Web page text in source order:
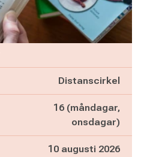
Distanscirkel
16 (måndagar,
onsdagar)
10 augusti 2026